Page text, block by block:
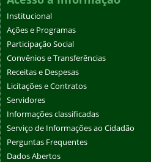
Institucional
Ações e Programas
Participação Social
Convênios e Transferências
Receitas e Despesas
Licitações e Contratos
Servidores
Informações classificadas
Serviço de Informações ao Cidadão
Perguntas Frequentes
Dados Abertos